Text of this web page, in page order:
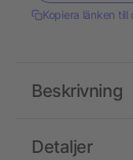
Kopiera länken
Detaljer
Beskrivning